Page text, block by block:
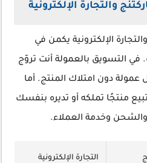
والتجارة الإلكترونية
الإلكترونية يكمن في
التسويق بالعمولة أنت تروّج
دون امتلاك المنتج. أما
تبيع منتجًا تملكه أو تديره بنفسك
وخدمة العملاء.
التجارة الإلكترونية